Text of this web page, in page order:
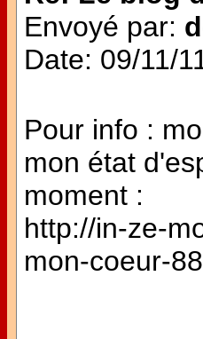
Envoyé par:
Date: 09/11/
Pour info :
mon état
moment :
http://in-ze-
mon-coeur-